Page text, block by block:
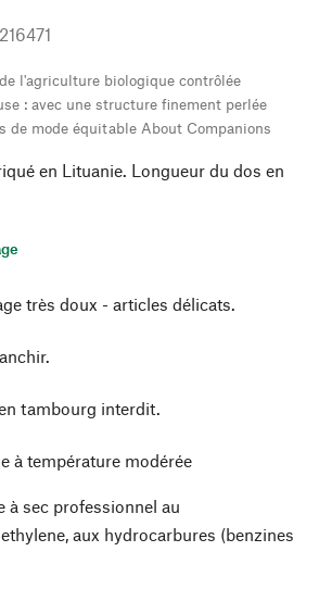
216471
l'agriculture biologique contrôlée
: avec une structure finement perlée
de mode équitable About Companions
en Lituanie. Longueur du dos en
très doux - articles délicats.
tambourg interdit.
à température modérée
à sec professionnel au
aux hydrocarbures (benzines